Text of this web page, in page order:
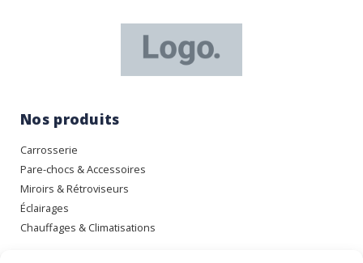
Nos produits
Carrosserie
Pare-chocs & Accessoires
Miroirs & Rétroviseurs
Éclairages
Chauffages & Climatisations